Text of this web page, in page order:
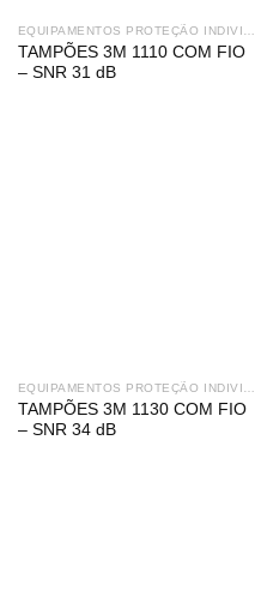
TAMPÕES 3M 1110 COM FIO
– SNR 31 dB
EQUIPAMENTOS PROTEÇÃO INDIVIDUAL
TAMPÕES 3M 1130 COM FIO
– SNR 34 dB